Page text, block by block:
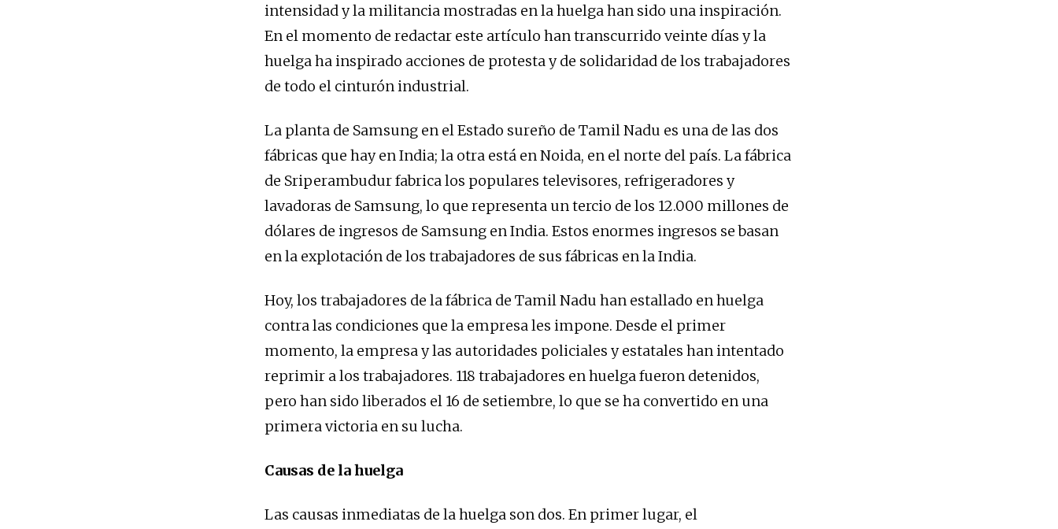
intensidad y la militancia mostradas en la huelga han sido una inspiración.
En el momento de redactar este artículo han transcurrido veinte días y la
huelga ha inspirado acciones de protesta y de solidaridad de los trabajadores
de todo el cinturón industrial.
La planta de Samsung en el Estado sureño de Tamil Nadu es una de las dos
fábricas que hay en India; la otra está en Noida, en el norte del país. La fábrica
de Sriperambudur fabrica los populares televisores, refrigeradores y
lavadoras de Samsung, lo que representa un tercio de los 12.000 millones de
dólares de ingresos de Samsung en India. Estos enormes ingresos se basan
en la explotación de los trabajadores de sus fábricas en la India.
Hoy, los trabajadores de la fábrica de Tamil Nadu han estallado en huelga
contra las condiciones que la empresa les impone. Desde el primer
momento, la empresa y las autoridades policiales y estatales han intentado
reprimir a los trabajadores. 118 trabajadores en huelga fueron detenidos,
pero han sido liberados el 16 de setiembre, lo que se ha convertido en una
primera victoria en su lucha.
Causas de la huelga
Las causas inmediatas de la huelga son dos. En primer lugar, el